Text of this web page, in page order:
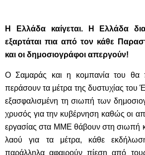
Η Ελλάδα καίγεται. Η Ελλάδα
εξαρτάται πια από τον κάθε
και οι δημοσιογράφοι απεργούν!
Ο Σαμαράς και η κομπανία του θα
περάσουν τα μέτρα της δυστυχίας του
εξασφαλισμένη τη σιωπή των
χρυσός για την κυβέρνηση καθώς οι
εργασίας στα ΜΜΕ θάβουν στη σιωπή
λαού για τα μέτρα, κάθε
παράλληλα αφαιρούν πίεση από